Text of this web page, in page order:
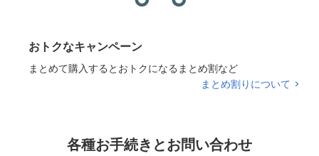
おトクなキャンペーン
まとめて購入するとおトクになるまとめ割など
まとめ割りについて
各種お手続きとお問い合わせ